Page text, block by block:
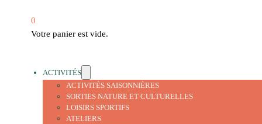
0
Votre panier est vide.
ACTIVITÉS
ACTIVITÉS SAISONNIÈRES
SORTIES NATURE ET CULTURELLES
LOISIRS SPORTIFS
ATELIERS